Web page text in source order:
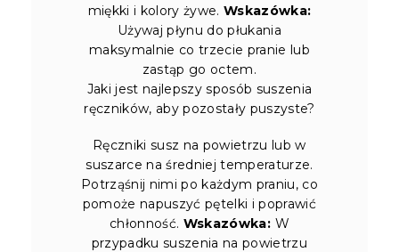
miękki i kolory żywe. Wskazówka:
Używaj płynu do płukania
maksymalnie co trzecie pranie lub
zastąp go octem.
Jaki jest najlepszy sposób suszenia
ręczników, aby pozostały puszyste?
Ręczniki susz na powietrzu lub w
suszarce na średniej temperaturze.
Potrząśnij nimi po każdym praniu, co
pomoże napuszyć pętelki i poprawić
chłonność. Wskazówka: W
przypadku suszenia na powietrzu